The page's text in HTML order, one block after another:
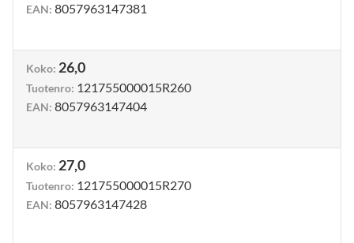
EAN: 8057963147381
Koko: 26,0
Tuotenro: 121755000015R260
EAN: 8057963147404
Koko: 27,0
Tuotenro: 121755000015R270
EAN: 8057963147428